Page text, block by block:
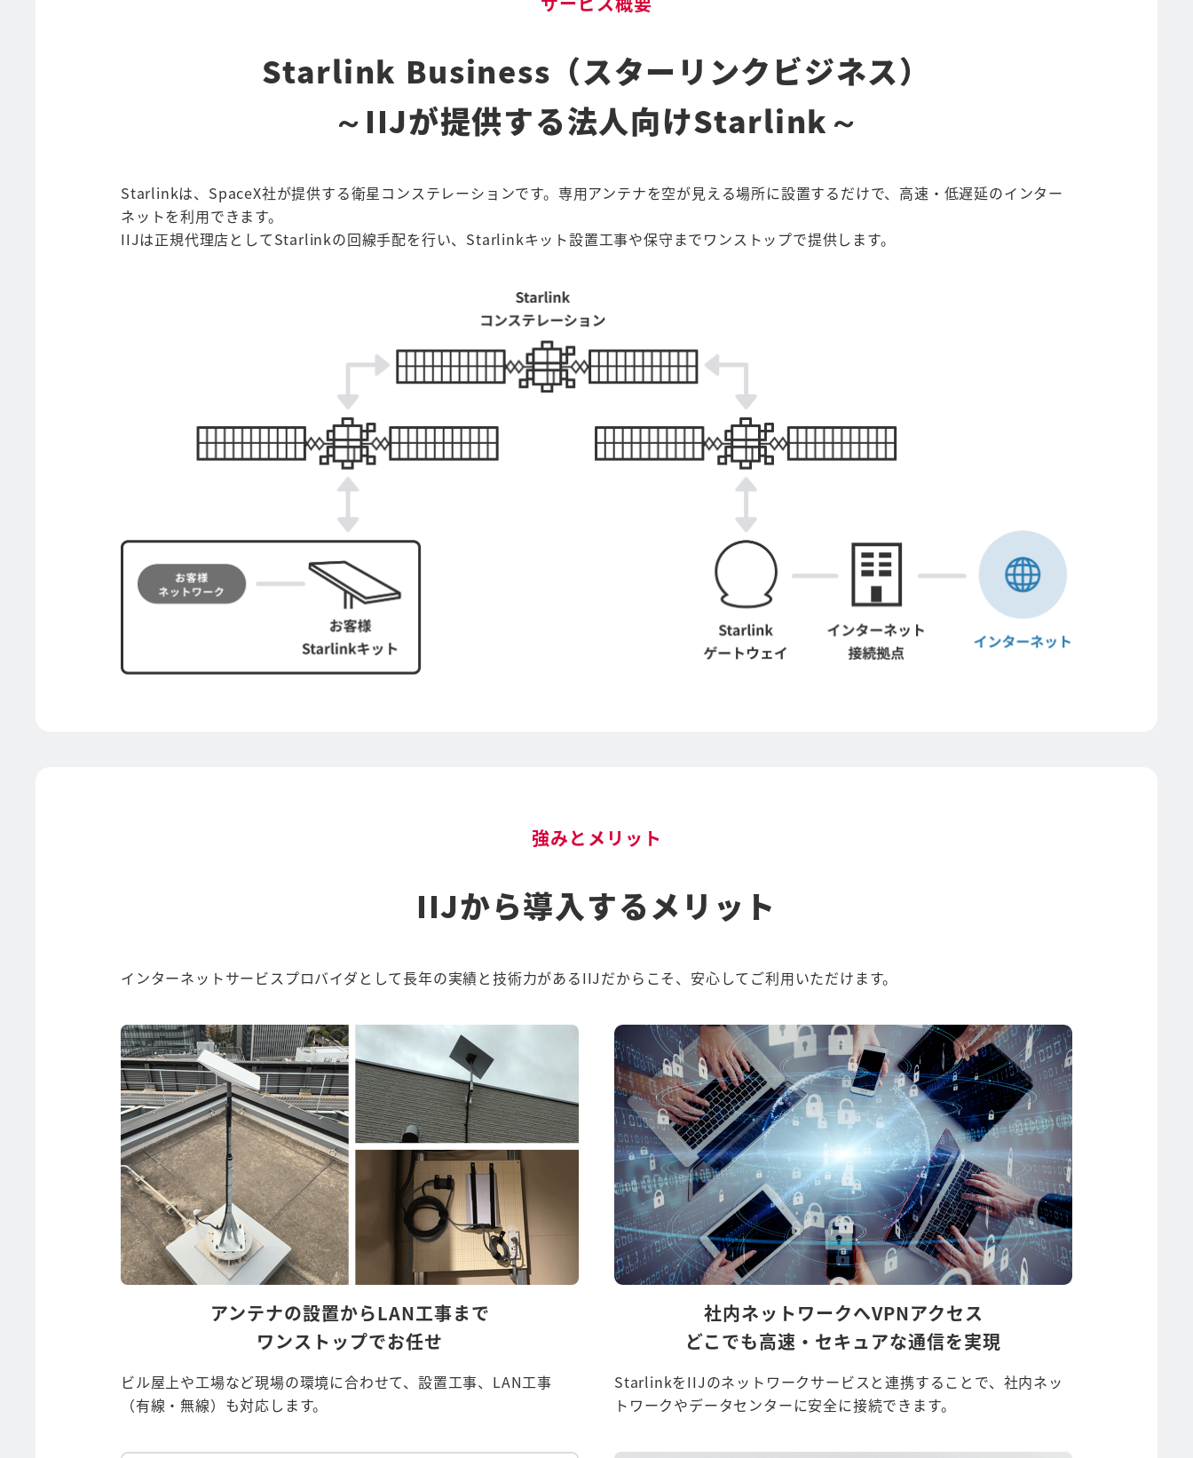
Starlink Business（スターリンクビジネス）
～IIJが提供する法人向けStarlink～
Starlinkは、SpaceX社が提供する衛星コンステレーションです。専用アンテナを空が見える場所に設置するだけで、高速・低遅延のインター
ネットを利用できます。
IIJは正規代理店としてStarlinkの回線手配を行い、Starlinkキット設置工事や保守までワンストップで提供します。
強みとメリット
IIJから導入するメリット
インターネットサービスプロバイダとして長年の実績と技術力があるIIJだからこそ、安心してご利用いただけます。
アンテナの設置からLAN工事まで
ワンストップでお任せ
ビル屋上や工場など現場の環境に合わせて、設置工事、LAN工事
（有線・無線）も対応します。
社内ネットワークへVPNアクセス
どこでも高速・セキュアな通信を実現
StarlinkをIIJのネットワークサービスと連携することで、社内ネッ
トワークやデータセンターに安全に接続できます。